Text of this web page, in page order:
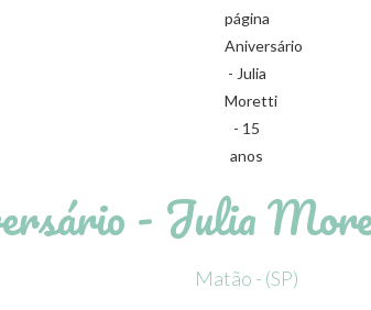
- Julia
Matão - (SP)